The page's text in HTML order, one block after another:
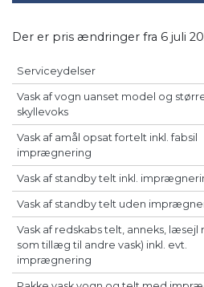
Der er pris ændringer fra 6 juli
Serviceydelser
Vask af vogn uanset model og
skyllevoks
Vask af amål opsat fortelt inkl. fabsil
imprægnering
Vask af standby telt inkl.
Vask af standby telt uden
Vask af redskabs telt, anneks, læsejl
som tillæg til andre vask) inkl. evt.
imprægnering